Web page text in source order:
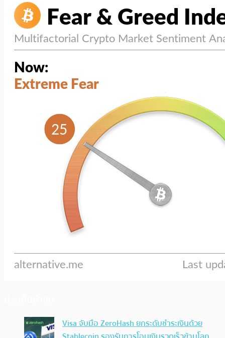
Visa จับมือ ZeroHash ยกระดับชำระเงินด้วย